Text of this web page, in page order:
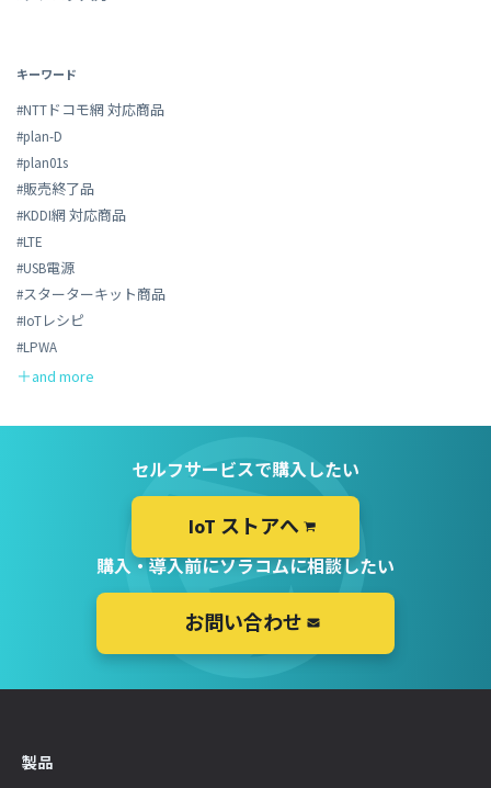
キーワード
#NTTドコモ網 対応商品
#plan-D
#plan01s
#販売終了品
#KDDI網 対応商品
#LTE
#USB電源
#スターターキット商品
#IoTレシピ
#LPWA
セルフサービスで購入したい
IoT ストアへ
購入・導入前にソラコムに相談したい
お問い合わせ
製品